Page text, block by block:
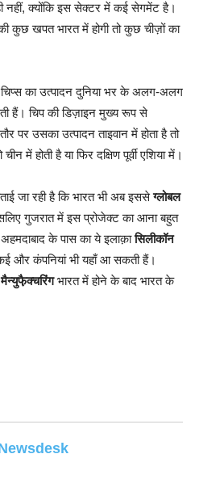
नहीं, क्योंकि इस सेक्टर में कई सेगमेंट है।
कुछ खपत भारत में होगी तो कुछ चीज़ों का
का उत्पादन दुनिया भर के अलग-अलग
हैं। चिप की डिज़ाइन मुख्य रूप से
पर उसका उत्पादन ताइवान में होता है तो
चीन में होती है या फिर दक्षिण पूर्वी एशिया में।
जा रही है कि भारत भी अब इससेग्लोबल
गुजरात में इस प्रोजेक्ट का आना बहुत
के पास का ये इलाक़ासिलीकॉन
और कंपनियां भी यहाँ आ सकती हैं।
भारत में होने के बाद भारत के